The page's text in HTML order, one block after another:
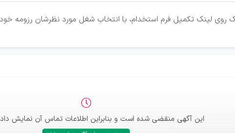
روی لینک تکمیل فرم استخدام، با انتخاب شغل مورد نظرشان رزومه خود
این آگهی منقضی شده است و بنابراین اطلاعات تماس آن نمایش